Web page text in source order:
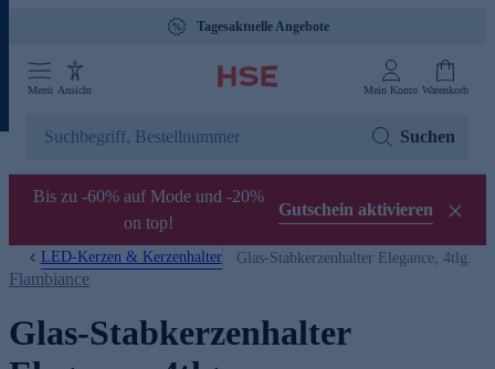
Tagesaktuelle Angebote
Menü Ansicht Mein Konto Warenkorb
Suchen
Bis zu -60% auf Mode und -20%
on top!
Gutschein aktivieren
LED-Kerzen & Kerzenhalter Glas-Stabkerzenhalter Elegance, 4tlg.
Flambiance
Glas-Stabkerzenhalter